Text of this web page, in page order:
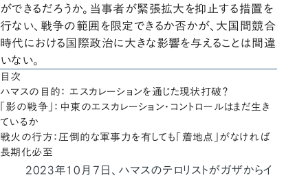
ができるだろうか。当事者が緊張拡大を抑止する措置を
行ない、戦争の範囲を限定できるか否かが、大国間競合
時代における国際政治に大きな影響を与えることは間違
いない。
目次
ハマスの目的： エスカレーションを通じた現状打破？
「影の戦争」：中東のエスカレーション・コントロールはまだ生き
ているか
戦火の行方：圧倒的な軍事力を有しても「着地点」がなければ
長期化必至
2023年10月7日、ハマスのテロリストがガザからイ